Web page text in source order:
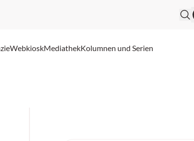
WebkioskMediathekKolumnen und Serien